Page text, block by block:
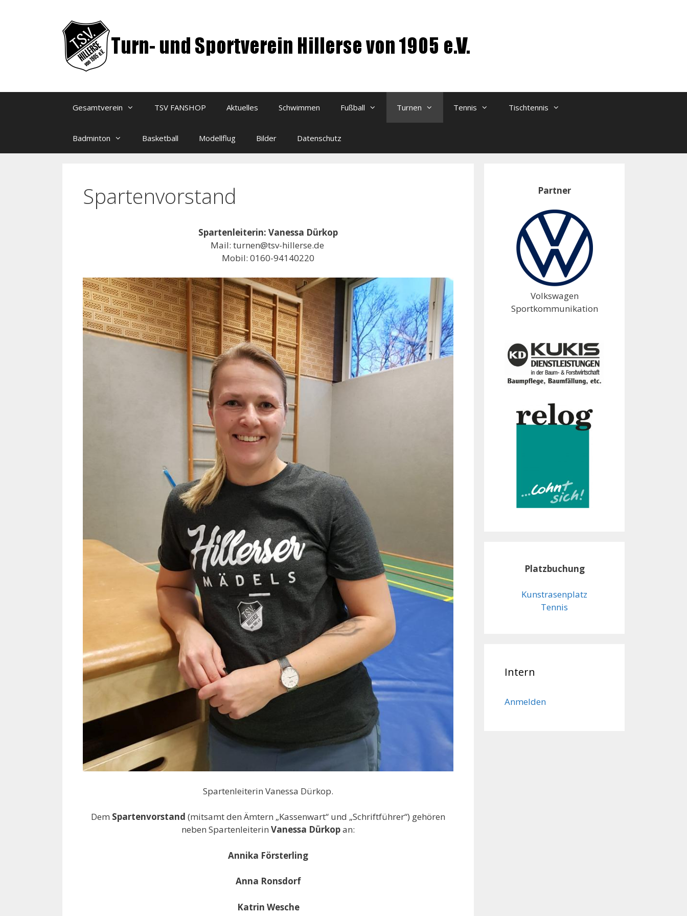
Gesamtverein TSV FANSHOP Aktuelles Schwimmen Fußball Turnen Tennis Tischtennis
Badminton Basketball Modellflug Bilder Datenschutz
Spartenvorstand
Spartenleiterin: Vanessa Dürkop
Mail: turnen@tsv-hillerse.de
Mobil: 0160-94140220
Spartenleiterin Vanessa Dürkop.
Dem Spartenvorstand (mitsamt den Ämtern „Kassenwart“ und „Schriftführer“) gehören
neben Spartenleiterin Vanessa Dürkopan:
Annika Försterling
Anna Ronsdorf
Katrin Wesche
Partner
Volkswagen
Sportkommunikation
Platzbuchung
Kunstrasenplatz
Tennis
Intern
Anmelden